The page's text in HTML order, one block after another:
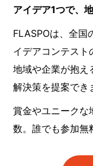
アイデア1つで、
FLASPOは、全国
イデアコンテスト
地域や企業が抱え
解決策を提案でき
賞金やユニークな
数。誰でも参加無